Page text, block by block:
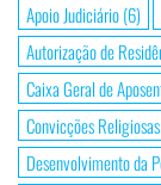
Apoio Judiciário(6)
Autorização de
Caixa Geral de
Convicções Religiosas
Desenvolvimento da